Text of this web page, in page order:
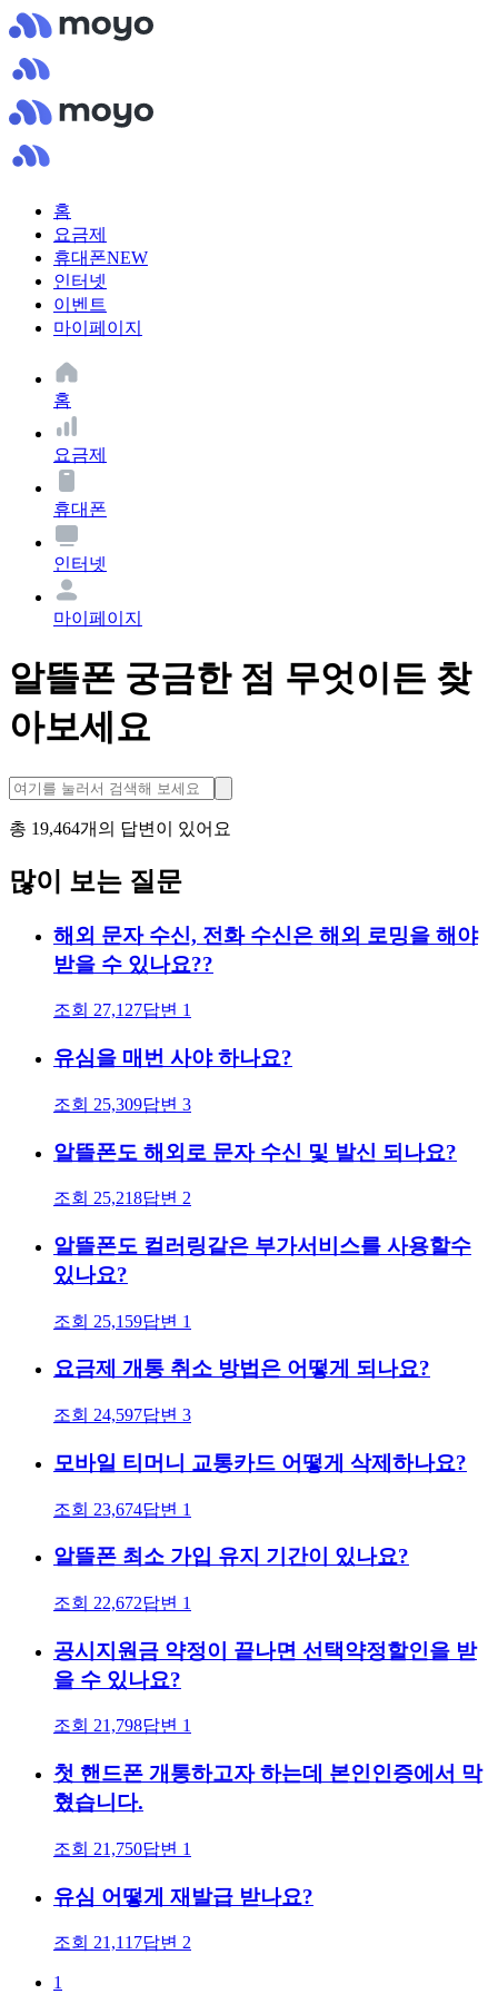
홈
요금제
휴대폰NEW
인터넷
이벤트
마이페이지
홈
요금제
휴대폰
인터넷
마이페이지
알뜰폰 궁금한 점 무엇이든 찾
아보세요
총 19,464개의 답변이 있어요
많이 보는 질문
해외 문자 수신, 전화 수신은 해외 로밍을 해야
받을 수 있나요??
조회 27,127답변 1
유심을 매번 사야 하나요?
조회 25,309답변 3
알뜰폰도 해외로 문자 수신 및 발신 되나요?
조회 25,218답변 2
알뜰폰도 컬러링같은 부가서비스를 사용할수
있나요?
조회 25,159답변 1
요금제 개통 취소 방법은 어떻게 되나요?
조회 24,597답변 3
모바일 티머니 교통카드 어떻게 삭제하나요?
조회 23,674답변 1
알뜰폰 최소 가입 유지 기간이 있나요?
조회 22,672답변 1
공시지원금 약정이 끝나면 선택약정할인을 받
을 수 있나요?
조회 21,798답변 1
첫 핸드폰 개통하고자 하는데 본인인증에서 막
혔습니다.
조회 21,750답변 1
유심 어떻게 재발급 받나요?
조회 21,117답변 2
1